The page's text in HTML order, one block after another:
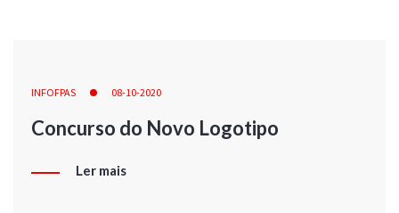
INFOFPAS 08-10-2020
Concurso do Novo Logotipo
Ler mais